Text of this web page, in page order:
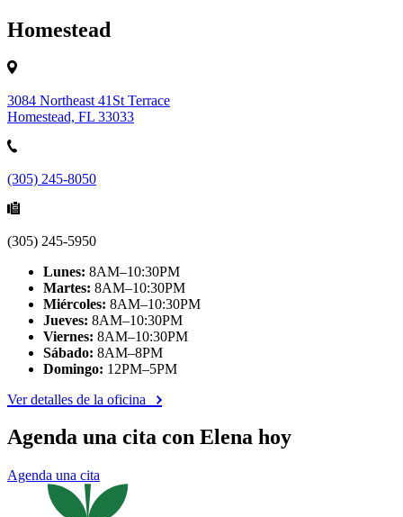
Homestead
3084 Northeast 41St Terrace
Homestead, FL 33033
(305) 245-8050
(305) 245-5950
Lunes: 8AM–10:30PM
Martes: 8AM–10:30PM
Miércoles: 8AM–10:30PM
Jueves: 8AM–10:30PM
Viernes: 8AM–10:30PM
Sábado: 8AM–8PM
Domingo: 12PM–5PM
Ver detalles de la oficina
Agenda una cita con Elena hoy
Agenda una cita